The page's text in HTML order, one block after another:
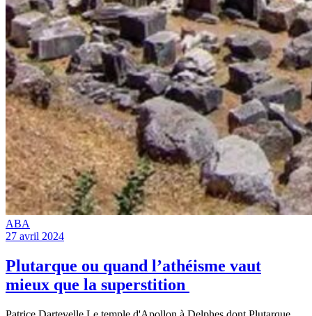
ABA
27 avril 2024
Plutarque ou quand l’athéisme vaut
mieux que la superstition